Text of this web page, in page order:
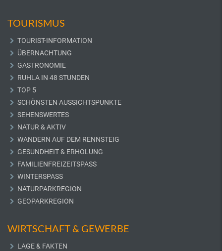
TOURISMUS
TOURIST-INFORMATION
ÜBERNACHTUNG
GASTRONOMIE
RUHLA IN 48 STUNDEN
TOP 5
SCHÖNSTEN AUSSICHTSPUNKTE
SEHENSWERTES
NATUR & AKTIV
WANDERN AUF DEM RENNSTEIG
GESUNDHEIT & ERHOLUNG
FAMILIENFREIZEITSPASS
WINTERSPASS
NATURPARKREGION
GEOPARKREGION
WIRTSCHAFT & GEWERBE
LAGE & FAKTEN